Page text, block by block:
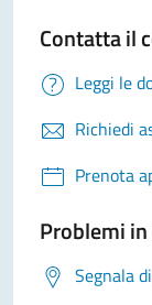
Contatta il
Leggi le
Richiedi
Prenota
Problemi
Segnala